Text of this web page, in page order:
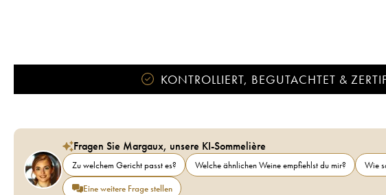
KONTROLLIERT, BEGUTACHTET &
Fragen Sie Margaux, unsere KI-Sommelière
Zu welchem Gericht passt es? Welche ähnlichen Weine empfiehlst du mir? Wie
Eine weitere Frage stellen